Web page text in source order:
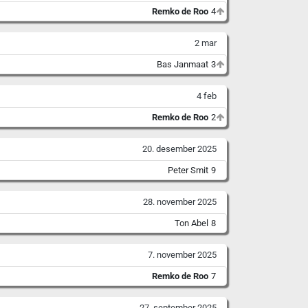
Remko de Roo 4
2 mar
Bas Janmaat 3
4 feb
Remko de Roo 2
20. desember 2025
Peter Smit 9
28. november 2025
Ton Abel 8
7. november 2025
Remko de Roo 7